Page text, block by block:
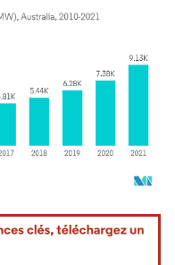
une attribution sous CC BY